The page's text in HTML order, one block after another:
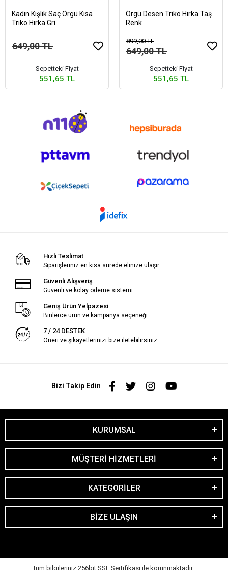
Kadın Kışlık Saç Örgü Kısa
Triko Hırka Gri
649,00 TL
Sepetteki Fiyat
551,65 TL
Örgü Desen Triko Hırka Taş
Renk
899,00 TL
649,00 TL
Sepetteki Fiyat
551,65 TL
Hızlı Teslimat
Siparişleriniz en kısa sürede elinize ulaşır.
Güvenli Alışveriş
Güvenli ve kolay ödeme sistemi
Geniş Ürün Yelpazesi
Binlerce ürün ve kampanya seçeneği
7 / 24 DESTEK
Öneri ve şikayetlerinizi bize iletebilirsiniz.
Bizi Takip Edin
KURUMSAL
MÜŞTERİ HİZMETLERİ
KATEGORİLER
BİZE ULAŞIN
Tüm bilgileriniz 256bit SSL Sertifikası ile korunmaktadır.